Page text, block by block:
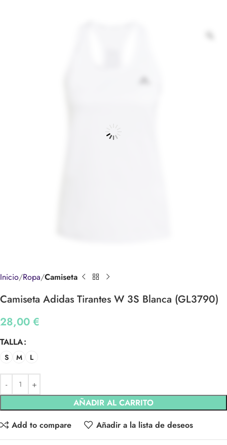
Inicio Ropa Camiseta
Camiseta Adidas Tirantes W 3S Blanca (GL3790)
28,00 €
TALLA
S M L
AÑADIR AL CARRITO
Add to compare
Añadir a la lista de deseos